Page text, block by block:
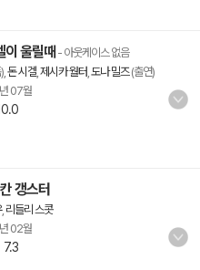
이 울릴때 - 아웃케이스 없음
돈 시겔 제시카 월터 도나 밀즈(출연)
07월
갱스터
, 리들리 스콧
02월
7.3